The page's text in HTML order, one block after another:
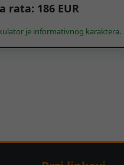
rata: 186 EUR
je informativnog karaktera.